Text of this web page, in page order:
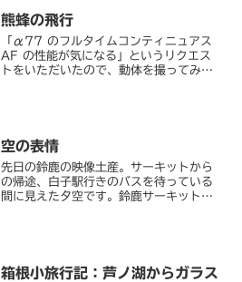
熊蜂の飛行
「α77 のフルタイムコンティニュアス
AF の性能が気になる」というリクエス
トをいただいたので、動体を撮ってみた
空の表情
先日の鈴鹿の映像土産。サーキットから
の帰途、白子駅行きのバスを待っている
間に見えた夕空です。鈴鹿サーキットは
箱根小旅行記：芦ノ湖からガラス